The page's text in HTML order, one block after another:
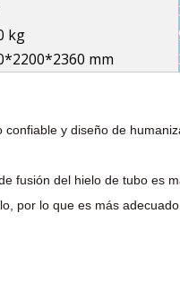
kg
mm
y diseño de
fusión del hielo de tubo es
por lo que es más